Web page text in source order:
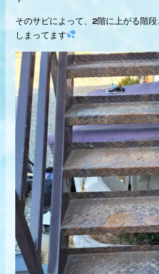
そのサビによって、2階に上がる階
しまってます